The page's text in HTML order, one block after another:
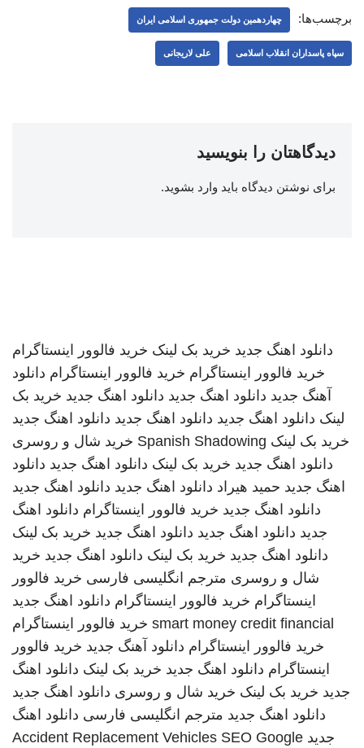
برچسب‌ها: چهاردهمین دولت جمهوری اسلامی ایران
سپاه پاسداران انقلاب اسلامی علی لاریجانی
دیدگاهتان را بنویسید
برای نوشتن دیدگاه باید وارد بشوید.
دانلود اهنگ جدید خرید بک لینک خرید فالوور اینستاگرام
خرید فالوور اینستاگرام خرید فالوور اینستاگرام دانلود
آهنگ جدید دانلود اهنگ جدید دانلود اهنگ جدید خرید بک
لینک دانلود اهنگ جدید دانلود اهنگ جدید دانلود اهنگ جدید
خرید بک لینک Spanish Shadowing خرید شال و روسری
دانلود اهنگ جدید خرید بک لینک دانلود اهنگ جدید دانلود
اهنگ جدید حمید هیراد دانلود اهنگ جدید دانلود اهنگ جدید
دانلود اهنگ جدید خرید فالوور اینستاگرام دانلود اهنگ
جدید دانلود اهنگ جدید دانلود اهنگ جدید خرید بک لینک
دانلود اهنگ جدید خرید بک لینک دانلود اهنگ جدید خرید
شال و روسری مترجم انگلیسی فارسی خرید فالوور
اینستاگرام خرید فالوور اینستاگرام دانلود اهنگ جدید
smart money credit financial خرید فالوور اینستاگرام
خرید فالوور اینستاگرام دانلود آهنگ جدید خرید فالوور
اینستاگرام دانلود اهنگ جدید خرید بک لینک دانلود اهنگ
جدید خرید بک لینک خرید شال و روسری دانلود اهنگ جدید
دانلود اهنگ جدید مترجم انگلیسی فارسی دانلود اهنگ
جدید
Accident Replacement Vehicles SEO Google